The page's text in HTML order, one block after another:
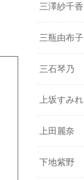
三澤紗千香
三瓶由布子
三石琴乃
上坂すみれ
上田麗奈
下地紫野